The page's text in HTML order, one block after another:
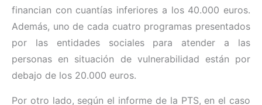
financian con cuantías inferiores a los 40.000 euros.
Además, uno de cada cuatro programas presentados
por las entidades sociales para atender a las
personas en situación de vulnerabilidad están por
debajo de los 20.000 euros.
Por otro lado, según el informe de la PTS, en el caso